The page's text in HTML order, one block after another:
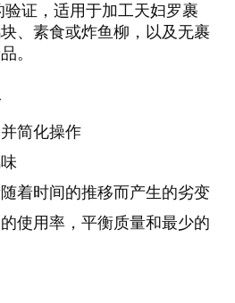
验证，适用于加工天妇罗裹
、素食或炸鱼柳，以及无裹
。
简化操作
着时间的推移而产生的劣变
使用率，平衡质量和最少的